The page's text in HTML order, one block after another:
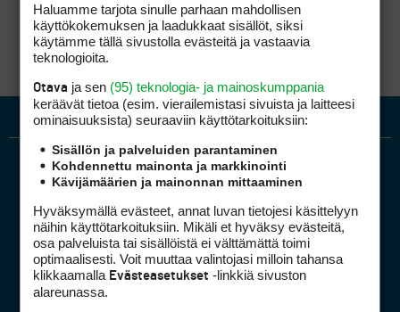
Golfpiste mediakortti
Haluamme tarjota sinulle parhaan mahdollisen
käyttökokemuksen ja laadukkaat sisällöt, siksi
käytämme tällä sivustolla evästeitä ja vastaavia
teknologioita.
Otava ja sen (95) teknologia- ja mainoskumppania
keräävät tietoa (esim. vierailemis­tasi sivuista ja laitteesi
ominaisuuk­sista) seuraaviin käyttötarkoituksiin:
Sisällön ja palveluiden parantaminen
Kohdennettu mainonta ja markkinointi
Kävijämäärien ja mainonnan mittaaminen
Hyväksymällä evästeet, annat luvan tietojesi käsittelyyn
näihin käyttötarkoituksiin. Mikäli et hyväksy evästeitä,
osa palveluista tai sisällöistä ei välttämättä toimi
optimaalisesti. Voit muuttaa valintojasi milloin tahansa
klikkaamalla Evästeasetukset -linkkiä sivuston
alareunassa.